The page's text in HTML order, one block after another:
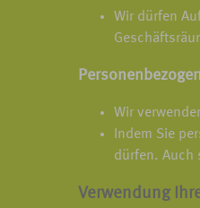
Wir dürfen
Wir
Indem Sie
dürfen. Auch
Verwendung